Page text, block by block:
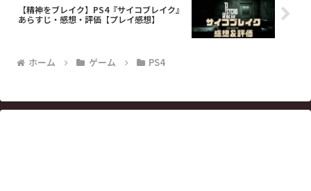
【精神をブレイク】PS4『サイコブレイク』
あらすじ・感想・評価【プレイ感想】
ホーム ゲーム PS4